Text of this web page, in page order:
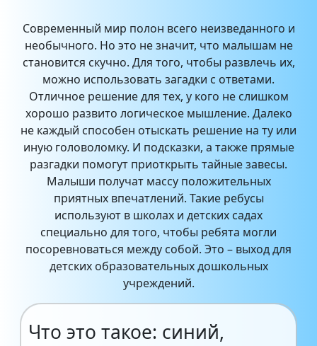
Современный мир полон всего неизведанного и
необычного. Но это не значит, что малышам не
становится скучно. Для того, чтобы развлечь их,
можно использовать загадки с ответами.
Отличное решение для тех, у кого не слишком
хорошо развито логическое мышление. Далеко
не каждый способен отыскать решение на ту или
иную головоломку. И подсказки, а также прямые
разгадки помогут приоткрыть тайные завесы.
Малыши получат массу положительных
приятных впечатлений. Такие ребусы
используют в школах и детских садах
специально для того, чтобы ребята могли
посоревноваться между собой. Это – выход для
детских образовательных дошкольных
учреждений.
Что это такое: синий,